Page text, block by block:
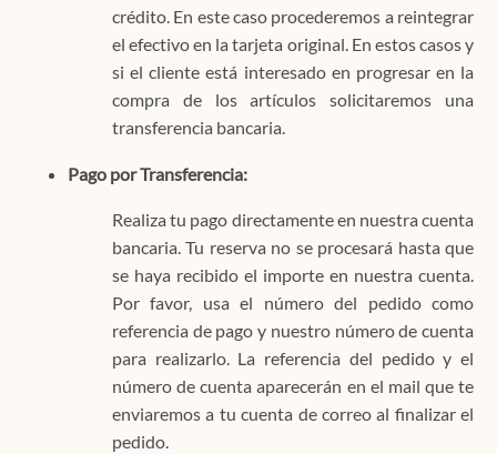
crédito. En este caso procederemos a reintegrar
el efectivo en la tarjeta original. En estos casos y
si el cliente está interesado en progresar en la
compra de los artículos solicitaremos una
transferencia bancaria.
Pago por Transferencia:
Realiza tu pago directamente en nuestra cuenta
bancaria. Tu reserva no se procesará hasta que
se haya recibido el importe en nuestra cuenta.
Por favor, usa el número del pedido como
referencia de pago y nuestro número de cuenta
para realizarlo. La referencia del pedido y el
número de cuenta aparecerán en el mail que te
enviaremos a tu cuenta de correo al finalizar el
pedido.